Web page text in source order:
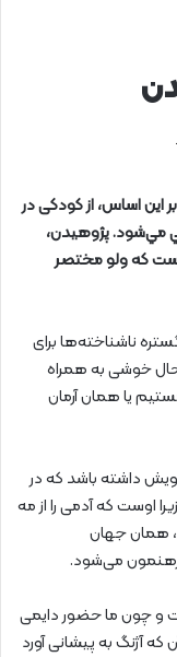
این اساس، از کودکی در
مي‌شود. پژوهیدن،
که ولو مختصر
ناشناخته‌ها برای
حال خوشی به همراه
یا همان آرمان
خویش داشته باشد که در
اوست که آدمی را از مه
همان جهان
رهنمون می‌شود.
و چون ما حضور دایمی
آژنگ به پیشانی آورد